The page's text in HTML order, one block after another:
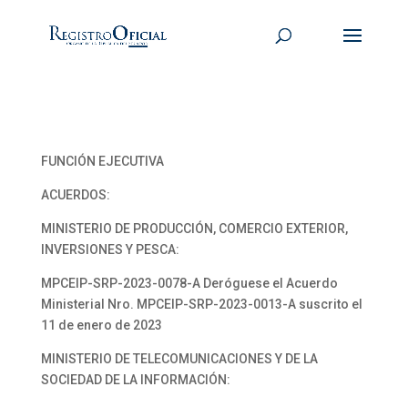
FUNCIÓN EJECUTIVA
ACUERDOS:
MINISTERIO DE PRODUCCIÓN, COMERCIO EXTERIOR,
INVERSIONES Y PESCA:
MPCEIP-SRP-2023-0078-A Deróguese el Acuerdo
Ministerial Nro. MPCEIP-SRP-2023-0013-A suscrito el
11 de enero de 2023
MINISTERIO DE TELECOMUNICACIONES Y DE LA
SOCIEDAD DE LA INFORMACIÓN: